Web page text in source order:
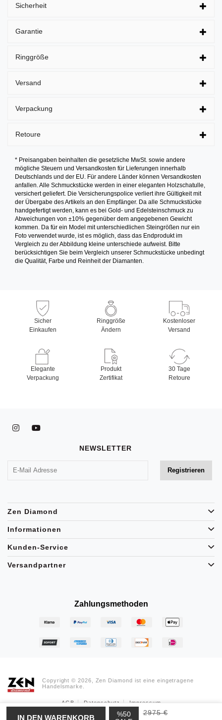
%50
2975 €
Sicherheit
Garantie
Ringgröße
Versand
Verpackung
Retoure
* Preisangaben beinhalten die gesetzliche MwSt. sowie andere
mögliche Steuern und Versandkosten für Lieferungen innerhalb
Deutschlands und der EU. Für andere Länder können Versandkosten
anfallen. Alle Schmuckstücke werden in einer eleganten Holzschatulle,
versichert geliefert. Die Versicherungspolice verliert ihre Gültigkeit mit
der Übergabe des Artikels an den Empfänger. Da alle Schmuckstücke
handgefertigt werden, kann es bei Gold- und Edelsteinschmuck zu
Abweichungen von ±10% gegenüber dem angegebenen Gewicht
kommen. Da für ein Model mit unterschiedlichen Steingrößen nur ein
Foto verwendet wurde, ist es möglich, dass das Endprodukt im
Vergleich zu der Abbildung kleine unterschiede aufweist. Bitte
berücksichtigen Sie beim Vergleich unserer Schmuckstücke unbedingt
die Qualität, Farbe und Reinheit der Diamanten.
Sicher
Einkaufen
Ringgröße
Ändern
Kostenloser
Versand
Elegante
Verpackung
Produkt
Zertifikat
30 Tage
Retoure
NEWSLETTER
Zen Diamond
Informationen
Kunden-Service
Versandpartner
Zahlungsmethoden
Copyright © 2026, Zen Diamond ist eine eingetragene
Handelsmarke.
AGB Datenschutz Impressum